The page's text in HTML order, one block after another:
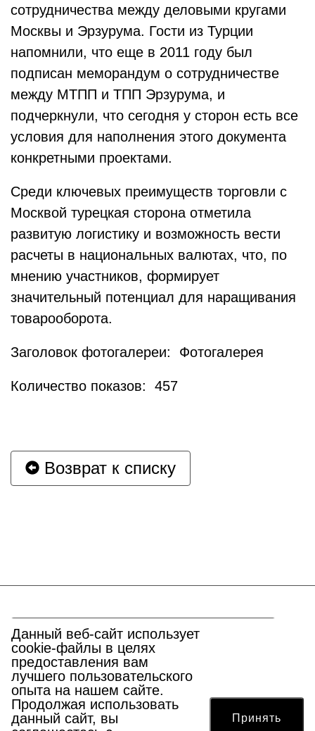
сотрудничества между деловыми кругами
Москвы и Эрзурума. Гости из Турции
напомнили, что еще в 2011 году был
подписан меморандум о сотрудничестве
между МТПП и ТПП Эрзурума, и
подчеркнули, что сегодня у сторон есть все
условия для наполнения этого документа
конкретными проектами.
Среди ключевых преимуществ торговли с
Москвой турецкая сторона отметила
развитую логистику и возможность вести
расчеты в национальных валютах, что, по
мнению участников, формирует
значительный потенциал для наращивания
товарооборота.
Заголовок фотогалереи: Фотогалерея
Количество показов: 457
Возврат к списку
Перейти к началу страницы
Адрес:г. Москва, ул. Петровка, д.15/1
Email: mosgildia@mostpp.ru
Данный веб-сайт использует
cookie-файлы в целях
предоставления вам
лучшего пользовательского
опыта на нашем сайте.
Продолжая использовать
данный сайт, вы
Принять